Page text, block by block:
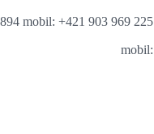
mobil: +421 903 969 225
mobil: